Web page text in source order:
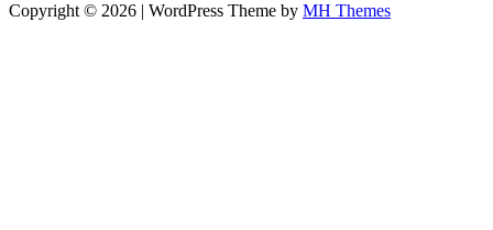
Copyright © 2026 | WordPress Theme by MH Themes